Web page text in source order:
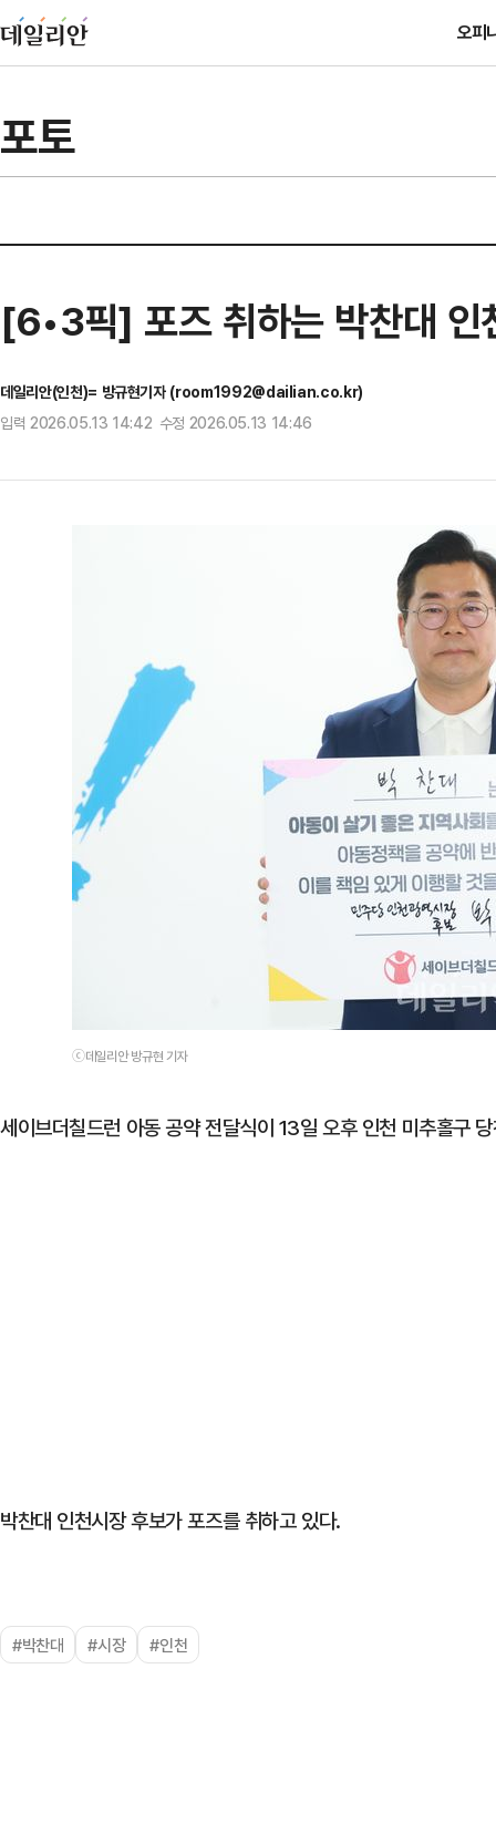
오피
포토
[6•3픽] 포즈 취하는 박찬대 인
데일리안(인천)= 방규현기자 (room1992@dailian.co.kr)
입력 2026.05.13 14:42 수정 2026.05.13 14:46
ⓒ데일리안 방규현 기자
세이브더칠드런 아동 공약 전달식이 13일 오후 인천 미추홀구
박찬대 인천시장 후보가 포즈를 취하고 있다.
#박찬대 #시장 #인천